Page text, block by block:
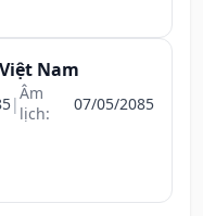
Nam
|Âm
lịch:
07/05/2085